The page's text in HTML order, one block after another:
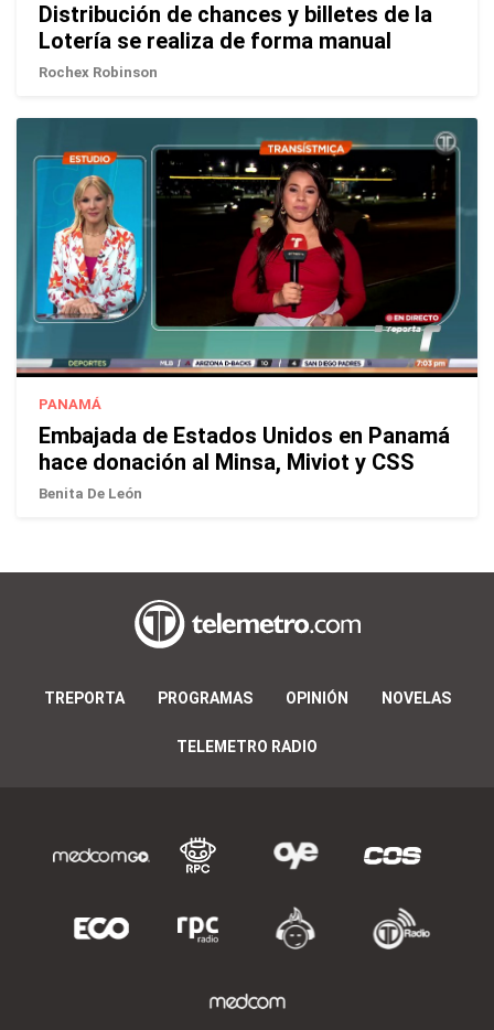
Distribución de chances y billetes de la
Lotería se realiza de forma manual
Rochex Robinson
PANAMÁ
Embajada de Estados Unidos en Panamá
hace donación al Minsa, Miviot y CSS
Benita De León
TREPORTA PROGRAMAS OPINIÓN NOVELAS
TELEMETRO RADIO